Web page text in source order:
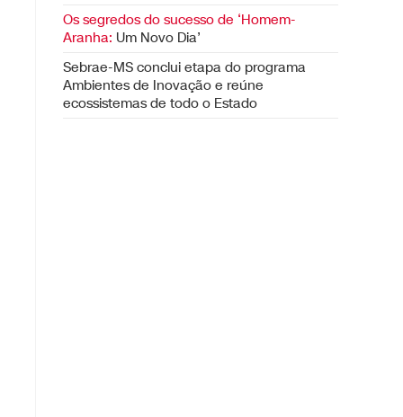
Os segredos do sucesso de ‘Homem-
Aranha: Um Novo Dia’
Sebrae-MS conclui etapa do programa
Ambientes de Inovação e reúne
ecossistemas de todo o Estado